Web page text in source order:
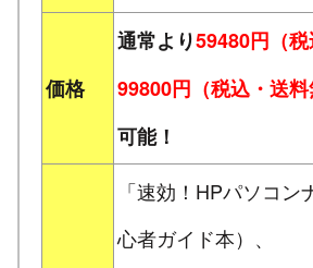
価格
通常より59480円（
99800円（税込・送料
可能！
「速効！HPパソコン
心者ガイド本）、